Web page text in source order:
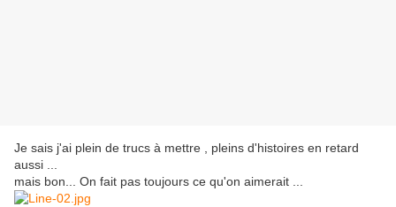
Je sais j'ai plein de trucs à mettre , pleins d'histoires en retard
aussi ...
mais bon... On fait pas toujours ce qu'on aimerait ...